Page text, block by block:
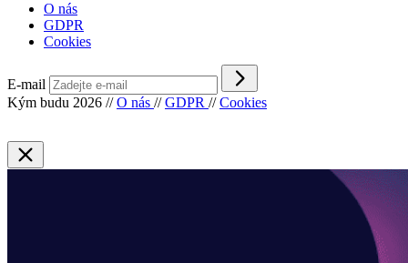
O nás
GDPR
Cookies
E-mail
Kým budu 2026 // O nás // GDPR // Cookies